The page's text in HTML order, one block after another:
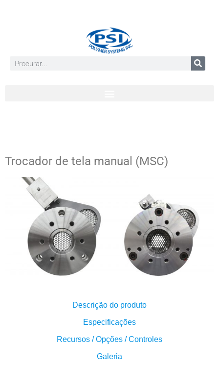
Trocador de tela manual (MSC)
Descrição do produto
Especificações
Recursos / Opções / Controles
Galeria